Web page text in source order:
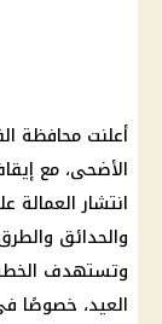
أعلنت محافظة
الأضحى، مع
انتشار
والحدائق
وتستهدف الخطة
العيد، خصوصًا